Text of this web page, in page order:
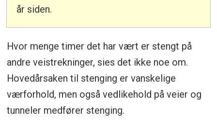
år siden.
Hvor menge timer det har vært er stengt på
andre veistrekninger, sies det ikke noe om.
Hovedårsaken til stenging er vanskelige
værforhold, men også vedlikehold på veier og
tunneler medfører stenging.